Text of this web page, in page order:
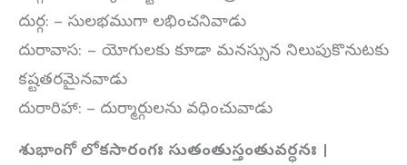
దుర్గ: – సులభముగా లభించనివాడు
దురావాస: – యోగులకు కూడా మనస్సున నిలుపుకొనుటకు
కష్టతరమైనవాడు
దురారిహా: – దుర్మార్గులను వధించువాడు
శుభాంగో లోకసారంగః సుతంతుస్తంతువర్ధనః ।